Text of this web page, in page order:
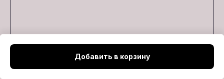
Добавить в корзину